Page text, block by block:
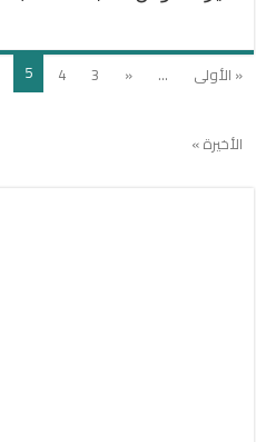
« الأولى ...
«
3
4
5
الأخيرة »